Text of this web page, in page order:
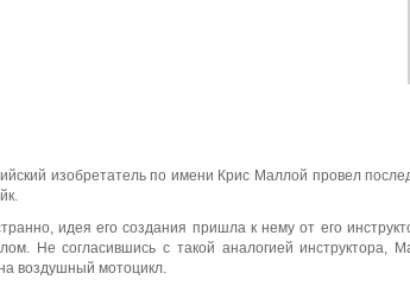
изобретатель по имени Крис Маллой провел
идея его создания пришла к нему от его
Не согласившись с такой аналогией инструктора,
воздушный мотоцикл.